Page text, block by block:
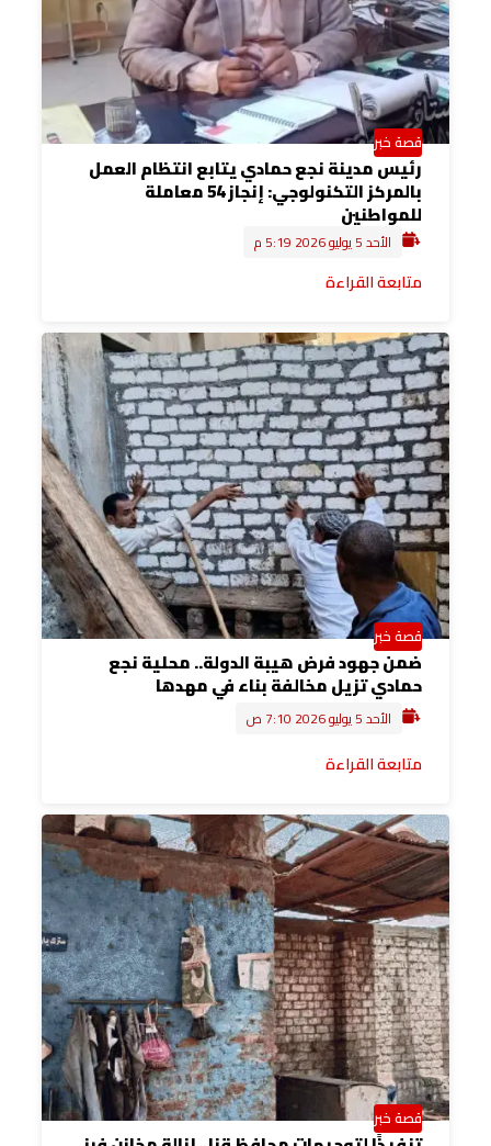
قصة خبر
رئيس مدينة نجع حمادي يتابع انتظام العمل
بالمركز التكنولوجي: إنجاز 54 معاملة
للمواطنين
الأحد 5 يوليو 2026 5:19 م
متابعة القراءة
قصة خبر
ضمن جهود فرض هيبة الدولة.. محلية نجع
حمادي تزيل مخالفة بناء في مهدها
الأحد 5 يوليو 2026 7:10 ص
متابعة القراءة
قصة خبر